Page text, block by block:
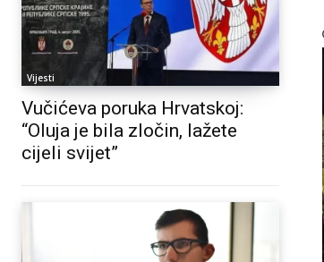
Vijesti
Vučićeva poruka Hrvatskoj:
“Oluja je bila zločin, lažete
cijeli svijet”